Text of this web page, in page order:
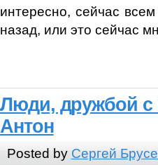
интересно, сейчас
назад, или это сейчас
Люди, дружбой с
Антон
Posted by Сергей